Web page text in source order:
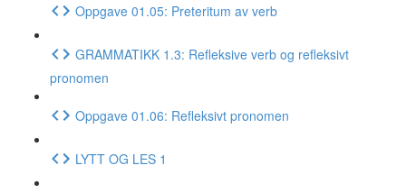
Oppgave 01.05: Preteritum av verb
GRAMMATIKK 1.3: Refleksive verb og refleksivt
pronomen
Oppgave 01.06: Refleksivt pronomen
LYTT OG LES 1